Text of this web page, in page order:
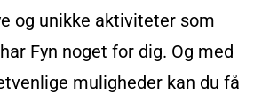
og unikke aktiviteter som
Fyn noget for dig. Og med
muligheder kan du få